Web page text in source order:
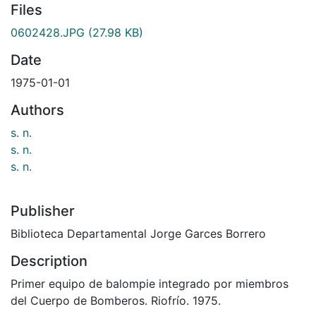
Files
0602428.JPG (27.98 KB)
Date
1975-01-01
Authors
s. n.
s. n.
s. n.
Publisher
Biblioteca Departamental Jorge Garces Borrero
Description
Primer equipo de balompie integrado por miembros
del Cuerpo de Bomberos. Riofrío. 1975.